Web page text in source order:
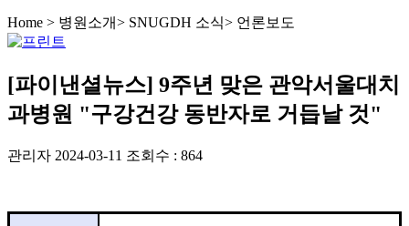
Home > 병원소개> SNUGDH 소식> 언론보도
[파이낸셜뉴스] 9주년 맞은 관악서울대치
과병원 "구강건강 동반자로 거듭날 것"
관리자 2024-03-11 조회수 : 864